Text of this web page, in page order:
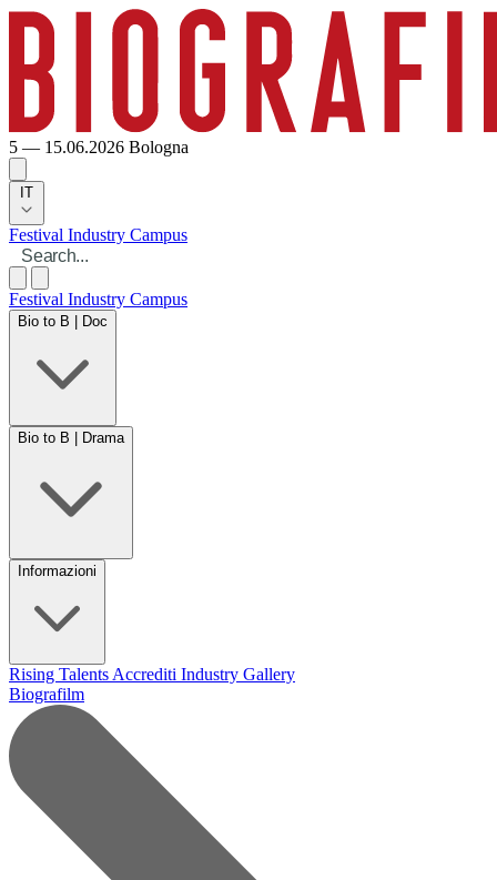
5 — 15.06.2026 Bologna
IT
Festival Industry Campus
Festival Industry Campus
Bio to B | Doc
Bio to B | Drama
Informazioni
Rising Talents Accrediti Industry Gallery
Biografilm